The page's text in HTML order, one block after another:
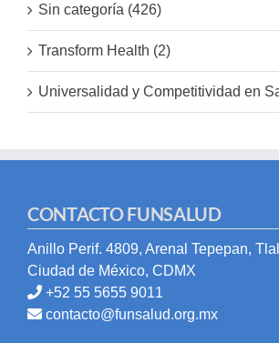
Sin categoría (426)
Transform Health (2)
Universalidad y Competitividad en
CONTACTO FUNSALUD
Anillo Perif. 4809, Arenal Tepepan,
Ciudad de México, CDMX
+52 55 5655 9011
contacto@funsalud.org.mx